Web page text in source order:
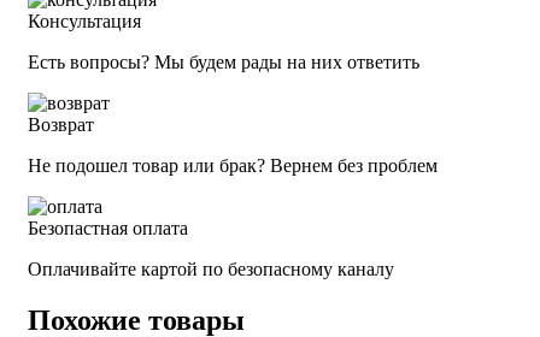
Консультация
Есть вопросы? Мы будем рады на них ответить
Возврат
Не подошел товар или брак? Вернем без проблем
Безопастная оплата
Оплачивайте картой по безопасному каналу
Похожие товары